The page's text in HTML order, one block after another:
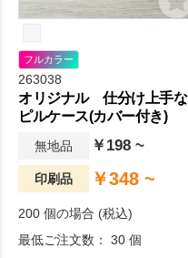
フルカラー
263038
オリジナル 仕分け上手な
ピルケース(カバー付き)
無地品 ￥198 ~
印刷品 ￥348 ~
200 個の場合 (税込)
最低ご注文数： 30 個